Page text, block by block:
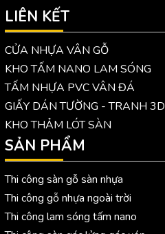
LIÊN KẾT
CỬA NHỰA VÂN GỖ
KHO TẤM NANO LAM SÓNG
TẤM NHỰA PVC VÂN ĐÁ
GIẤY DÁN TƯỜNG - TRANH 3D
KHO THẢM LÓT SÀN
SẢN PHẨM
Thi công sàn gỗ sàn nhựa
Thi công gỗ nhựa ngoài trời
Thi công lam sóng tấm nano